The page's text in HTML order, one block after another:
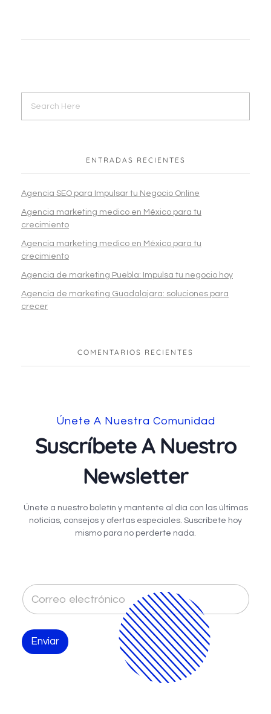
ENTRADAS RECIENTES
Agencia SEO para Impulsar tu Negocio Online
Agencia marketing medico en México para tu
crecimiento
Agencia marketing medico en México para tu
crecimiento
Agencia de marketing Puebla: Impulsa tu negocio hoy
Agencia de marketing Guadalajara: soluciones para
crecer
COMENTARIOS RECIENTES
Únete A Nuestra Comunidad
Suscríbete A Nuestro
Newsletter
Únete a nuestro boletín y mantente al día con las últimas
noticias, consejos y ofertas especiales. Suscríbete hoy
mismo para no perderte nada.
C
o
e
o
Enviar